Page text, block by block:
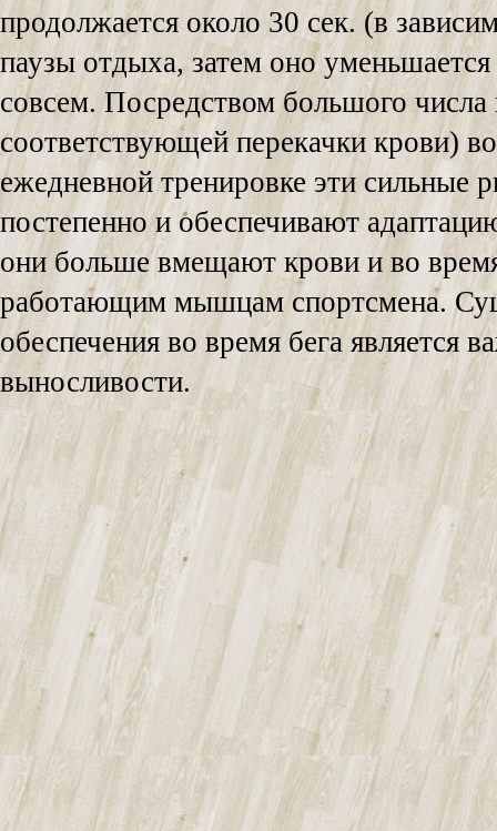
продолжается около 30 сек. (в
паузы отдыха, затем оно
совсем. Посредством большого числа
соответствующей перекачки крови)
ежедневной тренировке эти сильные
постепенно и обеспечивают
они больше вмещают крови и во
работающим мышцам спортсмена.
обеспечения во время бега
выносливости.